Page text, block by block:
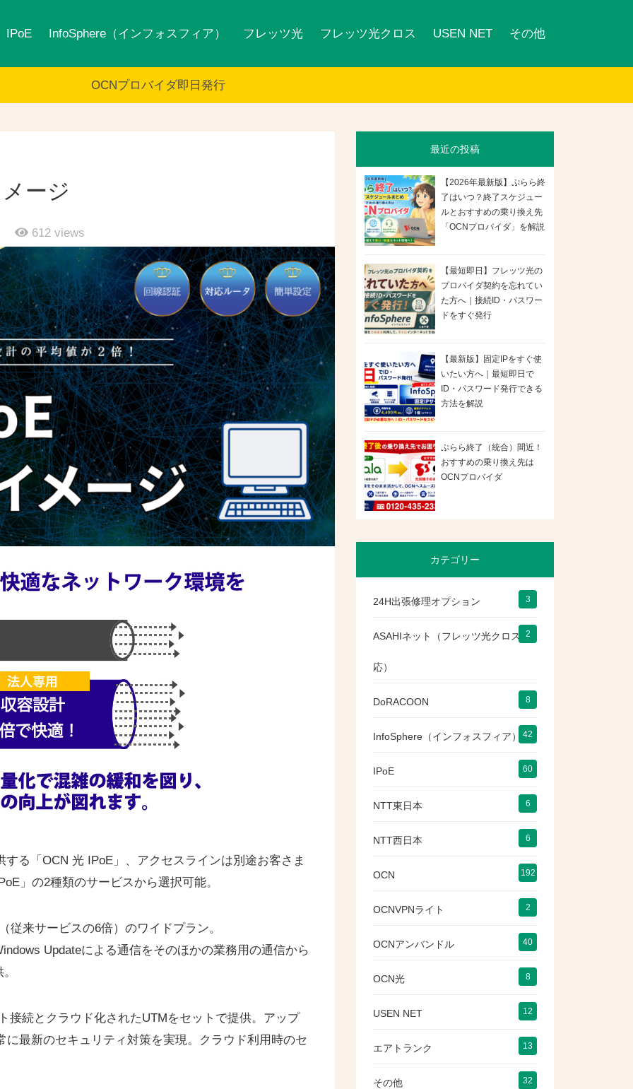
IPoE InfoSphere（インフォスフィア） フレッツ光 フレッツ光クロス USEN NET その他
OCNプロバイダ即日発行
ージ
612 views
る「OCN 光 IPoE」、アクセスラインは別途お客さま
」の2種類のサービスから選択可能。
来サービスの6倍）のワイドプラン。
Updateによる通信をそのほかの業務用の通信から
接続とクラウド化されたUTMをセットで提供。アップ
最新のセキュリティ対策を実現。クラウド利用時のセ
最近の投稿
【2026年最新版】ぷらら終
了はいつ？終了スケジュー
ルとおすすめの乗り換え先
「OCNプロバイダ」を解説
【最短即日】フレッツ光の
プロバイダ契約を忘れてい
た方へ｜接続ID・パスワー
ドをすぐ発行
【最新版】固定IPをすぐ使
いたい方へ｜最短即日で
ID・パスワード発行できる
方法を解説
ぷらら終了（統合）間近！
おすすめの乗り換え先は
OCNプロバイダ
カテゴリー
24H出張修理オプション 3
ASAHIネット（フレッツ光クロス対
応）
2
DoRACOON 8
InfoSphere（インフォスフィア） 42
IPoE 60
NTT東日本 6
NTT西日本 6
OCN 192
OCNVPNライト 2
OCNアンバンドル 40
OCN光 8
USEN NET 12
エアトランク 13
その他 32